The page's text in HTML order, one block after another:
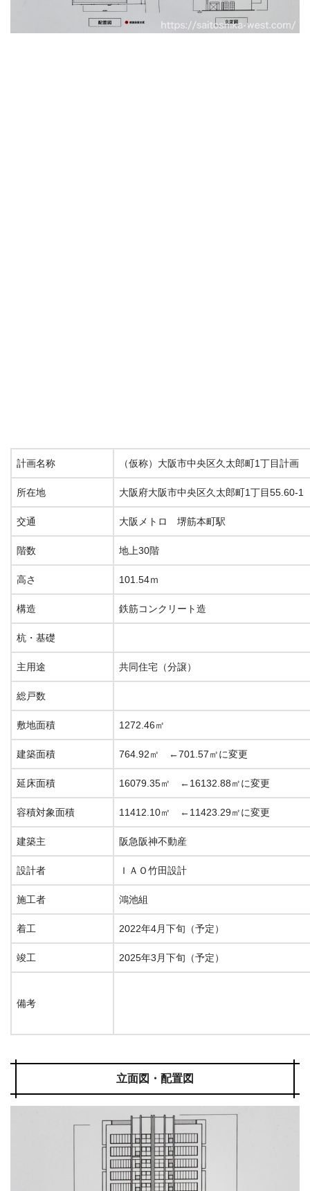
計画名称 （仮称）大阪市中央区久太郎町1丁目計画
所在地 大阪府大阪市中央区久太郎町1丁目55.60-1
交通 大阪メトロ 堺筋本町駅
階数 地上30階
高さ 101.54ｍ
構造 鉄筋コンクリート造
杭・基礎
主用途 共同住宅（分譲）
総戸数
敷地面積 1272.46㎡
建築面積 764.92㎡ ←701.57㎡に変更
延床面積 16079.35㎡ ←16132.88㎡に変更
容積対象面積 11412.10㎡ ←11423.29㎡に変更
建築主 阪急阪神不動産
設計者 ＩＡＯ竹田設計
施工者 鴻池組
着工 2022年4月下旬（予定）
竣工 2025年3月下旬（予定）
備考
立面図・配置図